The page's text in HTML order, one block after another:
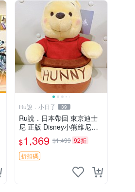
Ru說．小日子 39
Ru說．日本帶回 東京迪士
尼 正版 Disney小熊維尼娃
娃 蜂蜜罐維尼
$1,369 $1,499 92折
折扣碼